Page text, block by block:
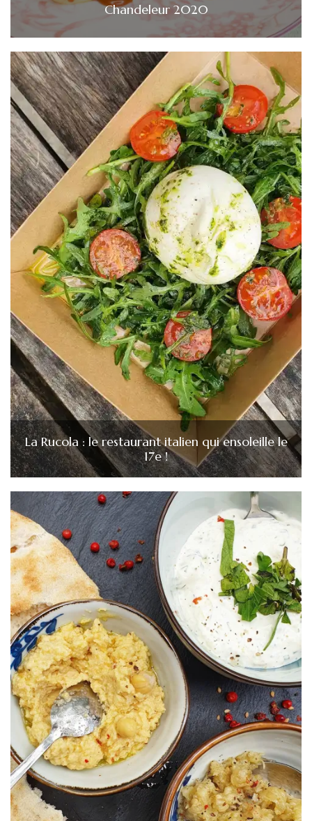
Chandeleur 2020
La Rucola : le restaurant italien qui ensoleille le
17e !